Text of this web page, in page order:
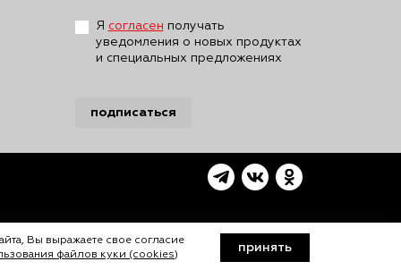
Я согласен получать
уведомления о новых продуктах
и специальных предложениях
подписаться
Вы выражаете свое согласие
файлов куки (cookies)
принять